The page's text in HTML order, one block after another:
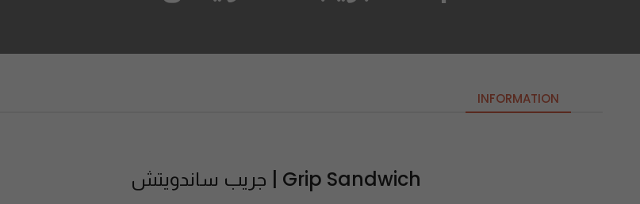
INFORMATION
Grip Sandwich | جريب ساندويتش